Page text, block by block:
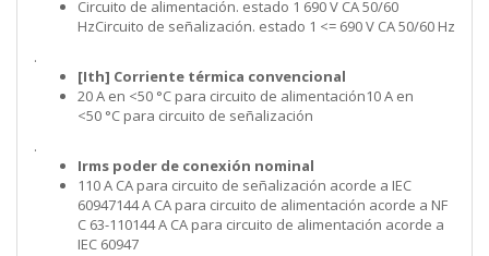
Circuito de alimentación. estado 1 690 V CA 50/60
HzCircuito de señalización. estado 1 <= 690 V CA 50/60 Hz
.
[Ith] Corriente térmica convencional
20 A en <50 °C para circuito de alimentación10 A en
<50 °C para circuito de señalización
.
Irms poder de conexión nominal
110 A CA para circuito de señalización acorde a IEC
60947144 A CA para circuito de alimentación acorde a NF
C 63-110144 A CA para circuito de alimentación acorde a
IEC 60947